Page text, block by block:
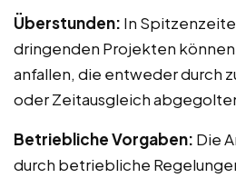
Überstunden: In
dringenden Projekten
anfallen, die entweder durch
oder Zeitausgleich
Betriebliche Vorgaben: Die
durch betriebliche